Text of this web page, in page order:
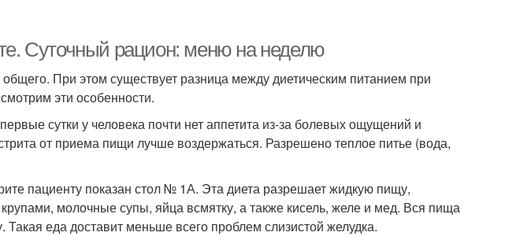
Суточный рацион: меню на неделю
общего. При этом существует разница между диетическим питанием при
эти особенности.
сутки у человека почти нет аппетита из-за болевых ощущений и
от приема пищи лучше воздержаться. Разрешено теплое питье (вода,
пациенту показан стол № 1А. Эта диета разрешает жидкую пищу,
молочные супы, яйца всмятку, а также кисель, желе и мед. Вся пища
Такая еда доставит меньше всего проблем слизистой желудка.